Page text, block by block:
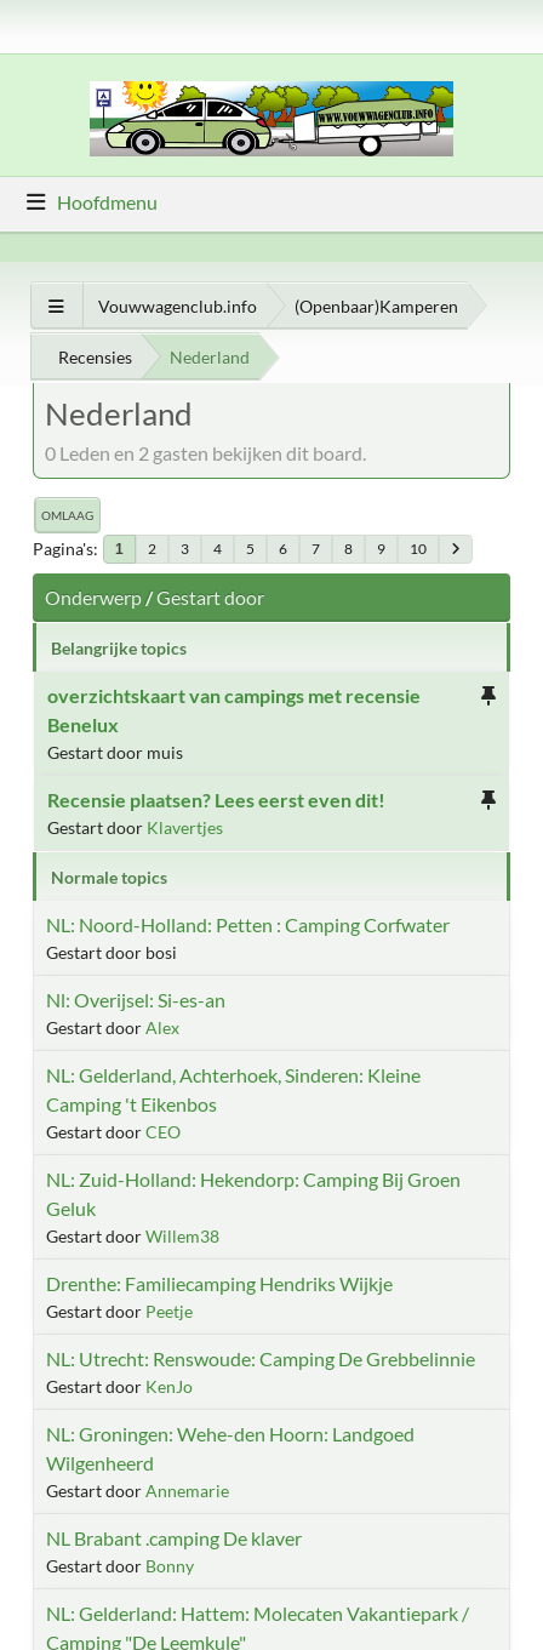
Hoofdmenu
Vouwwagenclub.info (Openbaar)Kamperen
Recensies Nederland
Nederland
0 Leden en 2 gasten bekijken dit board.
OMLAAG
Pagina's 1 2 3 4 5 6 7 8 9 10
Onderwerp/Gestart door
Belangrijke topics
overzichtskaart van campings met recensie
Benelux
Gestart door muis
Recensie plaatsen? Lees eerst even dit!
Gestart door Klavertjes
Normale topics
NL: Noord-Holland: Petten : Camping Corfwater
Gestart door bosi
Nl: Overijsel: Si-es-an
Gestart doorAlex
NL: Gelderland, Achterhoek, Sinderen: Kleine
Camping 't Eikenbos
Gestart doorCEO
NL: Zuid-Holland: Hekendorp: Camping Bij Groen
Geluk
Gestart doorWillem38
Drenthe: Familiecamping Hendriks Wijkje
Gestart door Peetje
NL: Utrecht: Renswoude: Camping De Grebbelinnie
Gestart door KenJo
NL: Groningen: Wehe-den Hoorn: Landgoed
Wilgenheerd
Gestart doorAnnemarie
NL Brabant .camping De klaver
Gestart door Bonny
NL: Gelderland: Hattem: Molecaten Vakantiepark /
Camping "De Leemkule"